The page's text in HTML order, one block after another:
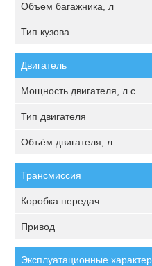
Объем багажника, л
Тип кузова
Двигатель
Мощность двигателя, л.с.
Тип двигателя
Объём двигателя, л
Трансмиссия
Коробка передач
Привод
Эксплуатационные